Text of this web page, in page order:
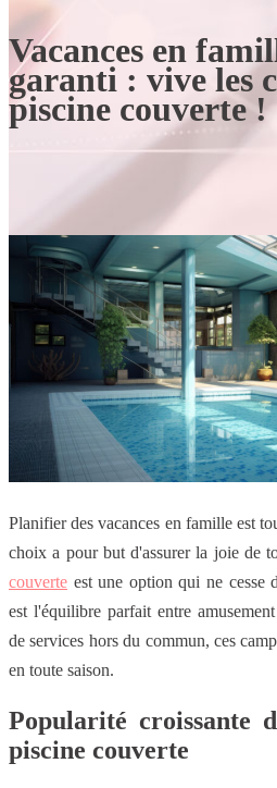
Vacances en
garanti : vive les
piscine couverte !
Planifier des vacances en famille est
choix a pour but d'assurer la joie de
couverte est une option qui ne cesse
est l'équilibre parfait entre
de services hors du commun, ces
en toute saison.
Popularité croissante
piscine couverte